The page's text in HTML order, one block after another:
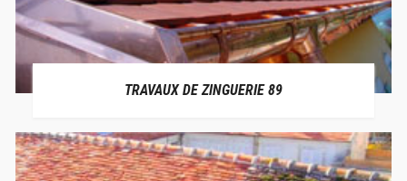
TRAVAUX DE ZINGUERIE 89